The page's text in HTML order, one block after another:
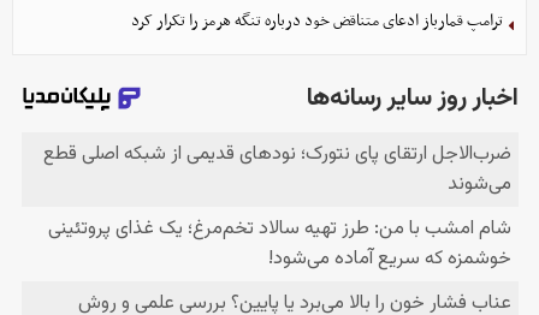
ترامپ قمارباز ادعای متناقض خود درباره تنگه هرمز را تکرار کرد